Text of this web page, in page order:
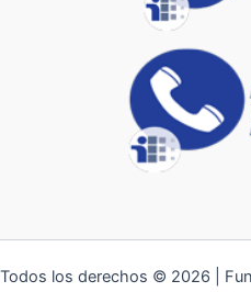
Todos los derechos © 2026 |